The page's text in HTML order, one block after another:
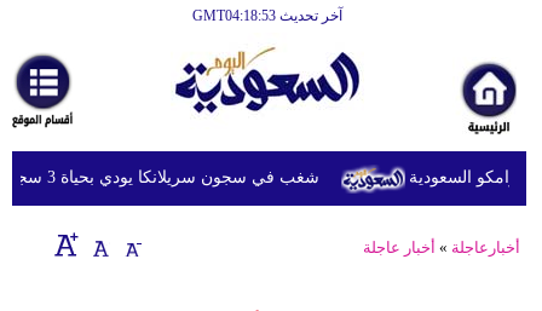
آخر تحديث GMT04:18:53
أخبارعاجلة
رياضة
ثقافة
إقتصاد
شغب في سجون سريلانكا يودي بحياة 3 سجناء ويصيب 23 آخرين السعودية
أخبارعاجلة » أخبار عاجلة